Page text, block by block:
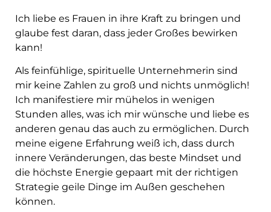
Ich liebe es Frauen in ihre Kraft zu bringen und
glaube fest daran, dass jeder Großes bewirken
kann!
Als feinfühlige, spirituelle Unternehmerin sind
mir keine Zahlen zu groß und nichts unmöglich!
Ich manifestiere mir mühelos in wenigen
Stunden alles, was ich mir wünsche und liebe es
anderen genau das auch zu ermöglichen. Durch
meine eigene Erfahrung weiß ich, dass durch
innere Veränderungen, das beste Mindset und
die höchste Energie gepaart mit der richtigen
Strategie geile Dinge im Außen geschehen
können.